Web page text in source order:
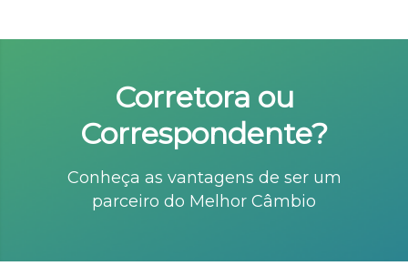
Corretora ou
Correspondente?
Conheça as vantagens de ser um
parceiro do Melhor Câmbio